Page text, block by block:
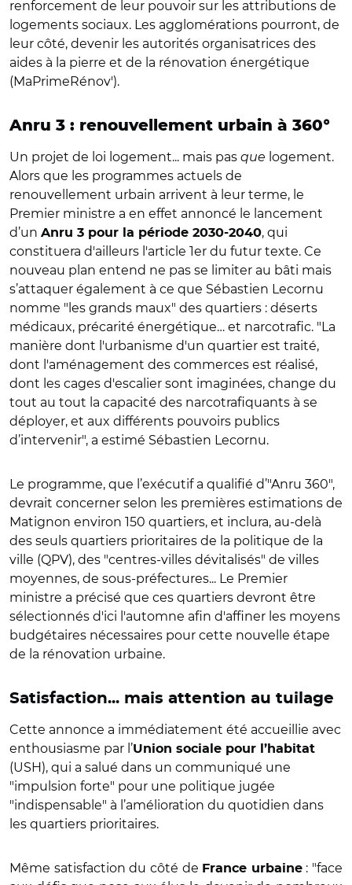
renforcement de leur pouvoir sur les attributions de
logements sociaux. Les agglomérations pourront, de
leur côté, devenir les autorités organisatrices des
aides à la pierre et de la rénovation énergétique
(MaPrimeRénov').
Anru 3 : renouvellement urbain à 360°
Un projet de loi logement... mais pas que logement.
Alors que les programmes actuels de
renouvellement urbain arrivent à leur terme, le
Premier ministre a en effet annoncé le lancement
d’un Anru 3 pour la période 2030-2040, qui
constituera d'ailleurs l'article 1er du futur texte. Ce
nouveau plan entend ne pas se limiter au bâti mais
s’attaquer également à ce que Sébastien Lecornu
nomme "les grands maux" des quartiers : déserts
médicaux, précarité énergétique… et narcotrafic. "La
manière dont l'urbanisme d'un quartier est traité,
dont l'aménagement des commerces est réalisé,
dont les cages d'escalier sont imaginées, change du
tout au tout la capacité des narcotrafiquants à se
déployer, et aux différents pouvoirs publics
d’intervenir", a estimé Sébastien Lecornu.
Le programme, que l’exécutif a qualifié d’"Anru 360",
devrait concerner selon les premières estimations de
Matignon environ 150 quartiers, et inclura, au-delà
des seuls quartiers prioritaires de la politique de la
ville (QPV), des "centres-villes dévitalisés" de villes
moyennes, de sous-préfectures... Le Premier
ministre a précisé que ces quartiers devront être
sélectionnés d'ici l'automne afin d'affiner les moyens
budgétaires nécessaires pour cette nouvelle étape
de la rénovation urbaine.
Satisfaction... mais attention au tuilage
Cette annonce a immédiatement été accueillie avec
enthousiasme par l’Union sociale pour l’habitat
(USH), qui a salué dans un communiqué une
"impulsion forte" pour une politique jugée
"indispensable" à l’amélioration du quotidien dans
les quartiers prioritaires.
Même satisfaction du côté de France urbaine: "face